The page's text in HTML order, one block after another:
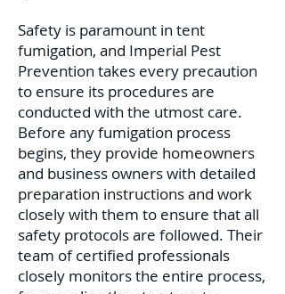
Safety is paramount in tent
fumigation, and Imperial Pest
Prevention takes every precaution
to ensure its procedures are
conducted with the utmost care.
Before any fumigation process
begins, they provide homeowners
and business owners with detailed
preparation instructions and work
closely with them to ensure that all
safety protocols are followed. Their
team of certified professionals
closely monitors the entire process,